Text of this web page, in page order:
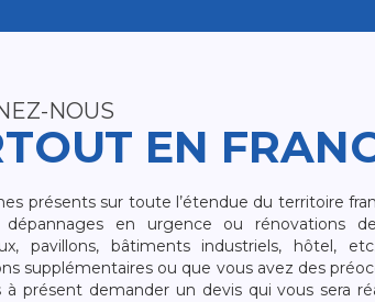
NOUS
EN
présents sur toute l’étendue du territoire
dépannages en urgence ou rénovations
pavillons, bâtiments industriels, hôtel,
supplémentaires ou que vous avez des
à présent demander un devis qui vous sera